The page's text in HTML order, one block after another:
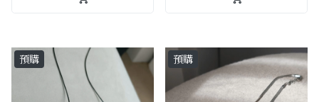
預購 預購